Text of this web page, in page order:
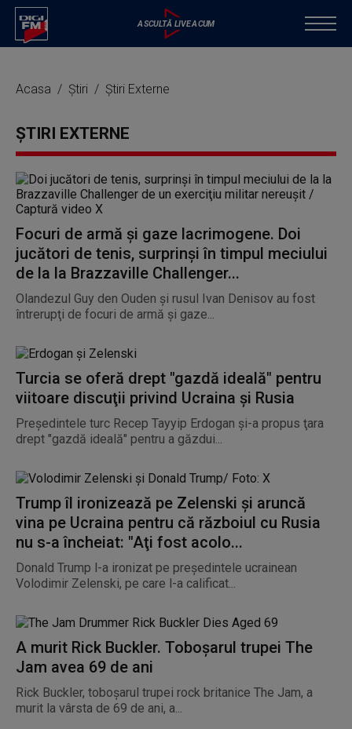
Acasa Știri Știri Externe
ȘTIRI EXTERNE
Focuri de armă și gaze lacrimogene. Doi
jucători de tenis, surprinşi în timpul meciului
de la la Brazzaville Challenger...
Olandezul Guy den Ouden şi rusul Ivan Denisov au fost
întrerupţi de focuri de armă şi gaze...
Turcia se oferă drept "gazdă ideală" pentru
viitoare discuţii privind Ucraina și Rusia
Preşedintele turc Recep Tayyip Erdogan şi-a propus ţara
drept "gazdă ideală" pentru a găzdui...
Trump îl ironizează pe Zelenski și aruncă
vina pe Ucraina pentru că războiul cu Rusia
nu s-a încheiat: "Aţi fost acolo...
Donald Trump l-a ironizat pe preşedintele ucrainean
Volodimir Zelenski, pe care l-a calificat...
A murit Rick Buckler. Toboşarul trupei The
Jam avea 69 de ani
Rick Buckler, toboşarul trupei rock britanice The Jam, a
murit la vârsta de 69 de ani, a...